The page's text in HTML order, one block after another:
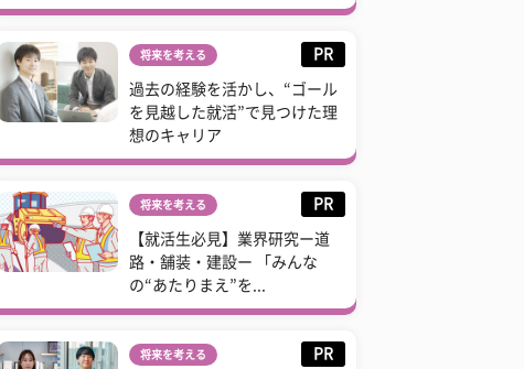
将来を考える PR
過去の経験を活かし、“ゴール
を見越した就活”で見つけた理
想のキャリア
将来を考える PR
【就活生必見】業界研究ー道
路・舗装・建設ー 「みんな
の“あたりまえ”を...
将来を考える PR